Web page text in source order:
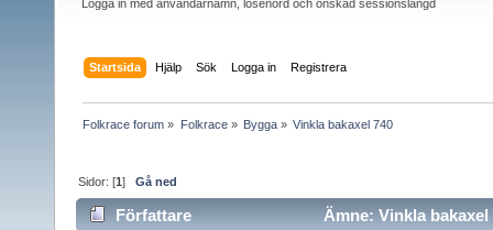
Logga in med användarnamn, lösenord och önskad sessionslängd
Startsida Hjälp Sök Logga in Registrera
Folkrace forum » Folkrace» Bygga» Vinkla bakaxel 740
Sidor: [1]Gå ned
Författare Ämne: Vinkla